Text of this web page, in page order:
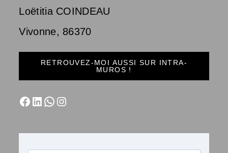
Loëtitia COINDEAU
Vivonne, 86370
RETROUVEZ-MOI AUSSI SUR INTRA-
MUROS !